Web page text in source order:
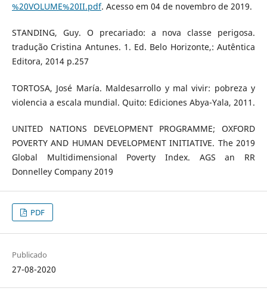
%20VOLUME%20II.pdf. Acesso em 04 de novembro de 2019.
STANDING, Guy. O precariado: a nova classe perigosa.
tradução Cristina Antunes. 1. Ed. Belo Horizonte,: Autêntica
Editora, 2014 p.257
TORTOSA, José María. Maldesarrollo y mal vivir: pobreza y
violencia a escala mundial. Quito: Ediciones Abya-Yala, 2011.
UNITED NATIONS DEVELOPMENT PROGRAMME; OXFORD
POVERTY AND HUMAN DEVELOPMENT INITIATIVE. The 2019
Global Multidimensional Poverty Index. AGS an RR
Donnelley Company 2019
PDF
Publicado
27-08-2020